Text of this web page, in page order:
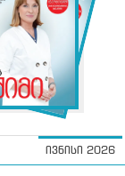
ივნისი 2026